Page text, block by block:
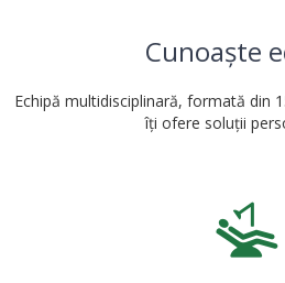
Cunoaște
Echipă multidisciplinară, formată din
îți ofere soluții